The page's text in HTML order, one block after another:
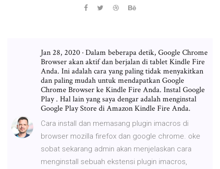
Jan 28, 2020 · Dalam beberapa detik, Google Chrome
Browser akan aktif dan berjalan di tablet Kindle Fire
Anda. Ini adalah cara yang paling tidak menyakitkan
dan paling mudah untuk mendapatkan Google
Chrome Browser ke Kindle Fire Anda. Instal Google
Play . Hal lain yang saya dengar adalah menginstal
Google Play Store di Amazon Kindle Fire Anda.
Cara install dan memasang plugin imacros di
browser mozilla firefox dan google chrome. oke
sobat sekarang admin akan menjelaskan cara
menginstall sebuah ekstensi plugin imacros,